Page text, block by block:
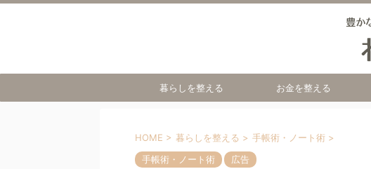
暮らしを整える お金を整える
HOME > 暮らしを整える > 手帳術・ノート術 >
手帳術・ノート術
広告